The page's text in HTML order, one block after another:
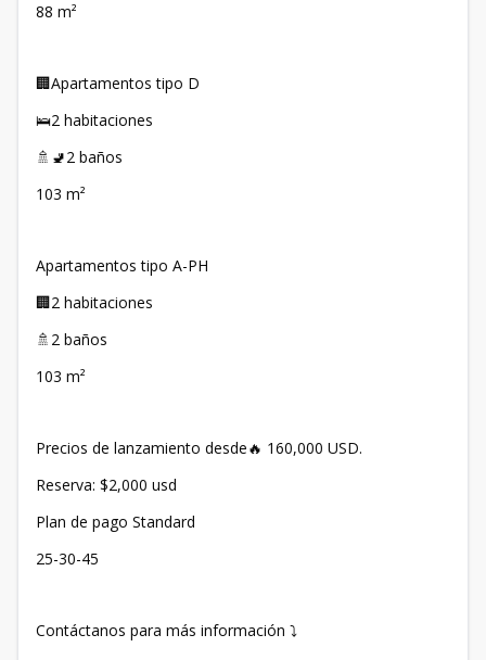
88 m²
🏢Apartamentos tipo D
🛌2 habitaciones
🚿🚽2 baños
103 m²
Apartamentos tipo A-PH
🏢2 habitaciones
🚿2 baños
103 m²
Precios de lanzamiento desde🔥 160,000 USD.
Reserva: $2,000 usd
Plan de pago Standard
25-30-45
Contáctanos para más información ⤵